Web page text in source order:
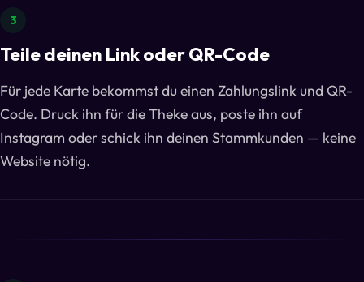
3
Teile deinen Link oder QR-Code
Für jede Karte bekommst du einen Zahlungslink und QR-
Code. Druck ihn für die Theke aus, poste ihn auf
Instagram oder schick ihn deinen Stammkunden — keine
Website nötig.